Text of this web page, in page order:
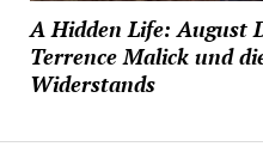
A Hidden Life: August
Terrence Malick und
Widerstands